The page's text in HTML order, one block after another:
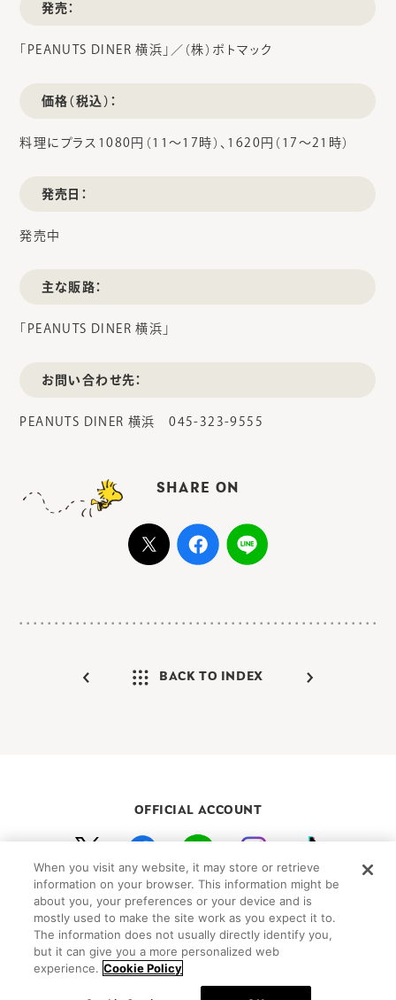
発売：
「PEANUTS DINER 横浜」／（株）ポトマック
価格（税込）：
料理にプラス1080円（11～17時）、1620円（17～21時）
発売日：
発売中
主な販路：
「PEANUTS DINER 横浜」
お問い合わせ先：
PEANUTS DINER 横浜 045-323-9555
SHARE ON
BACK TO INDEX
OFFICIAL ACCOUNT
初めての方向けガイド FAQ
プライバシーポリシー サイトマップ
Cookie Settings
©Peanuts Worldwide LLC
When you visit any website, it may store or retrieve
information on your browser. This information might be
about you, your preferences or your device and is
mostly used to make the site work as you expect it to.
The information does not usually directly identify you,
but it can give you a more personalized web
experience. Cookie Policy